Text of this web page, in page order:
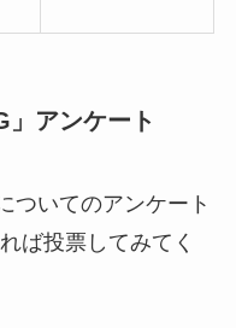
」アンケート
ついてのアンケート
ば投票してみてく